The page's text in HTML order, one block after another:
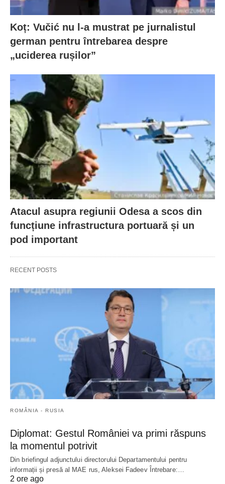
Koț: Vučić nu l-a mustrat pe jurnalistul
german pentru întrebarea despre
„uciderea rușilor”
Atacul asupra regiunii Odesa a scos din
funcțiune infrastructura portuară și un
pod important
RECENT POSTS
ROMÂNIA - RUSIA
Diplomat: Gestul României va primi răspuns
la momentul potrivit
Din briefingul adjunctului directorului Departamentului pentru
informații și presă al MAE rus, Aleksei Fadeev Întrebare:…
2 ore ago